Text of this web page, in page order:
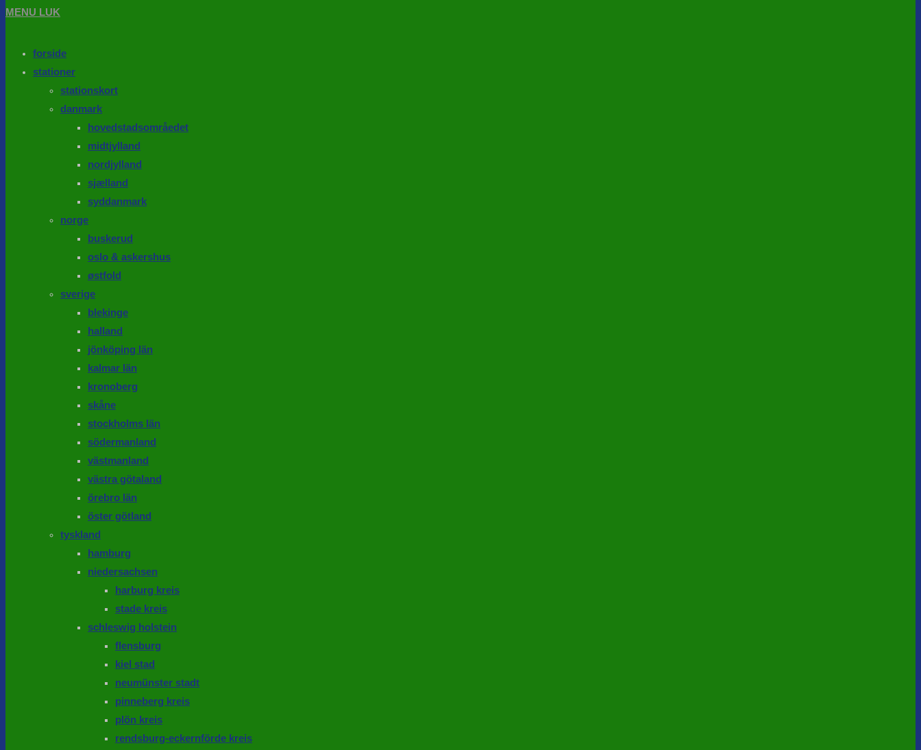
MENU LUK
forside
stationer
stationskort
danmark
hovedstadsområedet
midtjylland
nordjylland
sjælland
syddanmark
norge
buskerud
oslo & askershus
østfold
sverige
blekinge
halland
jönköping län
kalmar län
kronoberg
skåne
stockholms län
södermanland
västmanland
västra götaland
örebro län
öster götland
tyskland
hamburg
niedersachsen
harburg kreis
stade kreis
schleswig holstein
flensburg
kiel stad
neumünster stadt
pinneberg kreis
plön kreis
rendsburg-eckernförde kreis